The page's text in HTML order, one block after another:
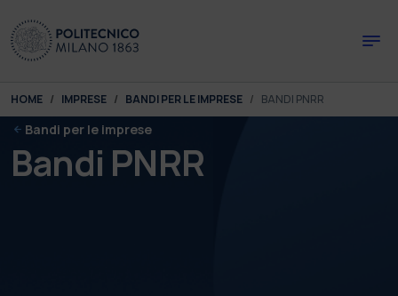
You are here:
HOME IMPRESE BANDI PER LE IMPRESE BANDI PNRR
Bandi per le imprese
Bandi PNRR